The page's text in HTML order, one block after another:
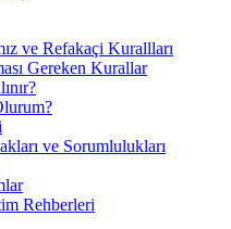
ve Refakaçi Kurallları
Gereken Kurallar
ve Sorumlulukları
Rehberleri